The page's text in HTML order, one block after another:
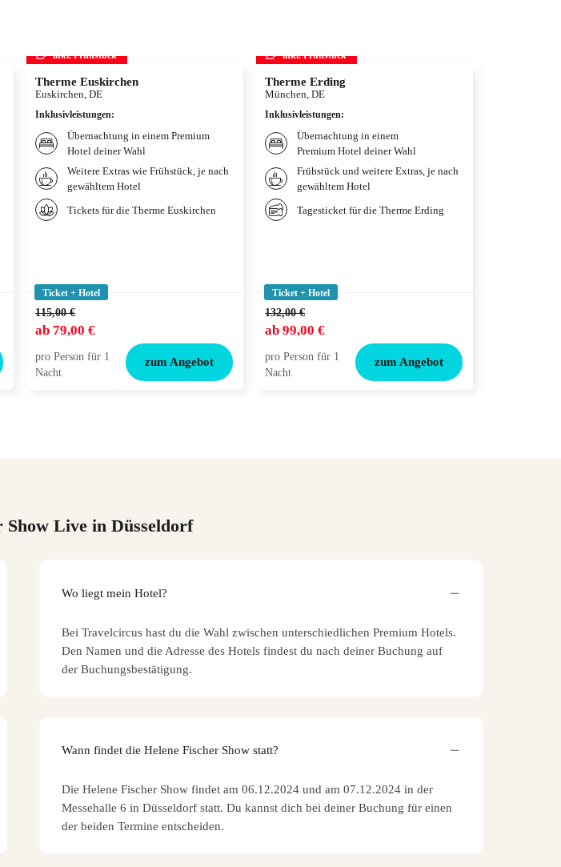
inkl. Frühstück
Therme Euskirchen
Euskirchen, DE
Inklusivleistungen:
Übernachtung in einem Premium
Hotel deiner Wahl
Weitere Extras wie Frühstück, je nach
gewähltem Hotel
Tickets für die Therme Euskirchen
Ticket + Hotel
115,00 €
ab 79,00 €
pro Person für 1
Nacht
zum Angebot
inkl. Frühstück
Therme Erding
München, DE
Inklusivleistungen:
Übernachtung in einem
Premium Hotel deiner Wahl
Frühstück und weitere Extras, je nach
gewähltem Hotel
Tagesticket für die Therme Erding
Ticket + Hotel
132,00 €
ab 99,00 €
pro Person für 1
Nacht
zum Angebot
Show Live in Düsseldorf
Wo liegt mein Hotel?
Bei Travelcircus hast du die Wahl zwischen unterschiedlichen Premium Hotels.
Den Namen und die Adresse des Hotels findest du nach deiner Buchung auf
der Buchungsbestätigung.
Wann findet die Helene Fischer Show statt?
Die Helene Fischer Show findet am 06.12.2024 und am 07.12.2024 in der
Messehalle 6 in Düsseldorf statt. Du kannst dich bei deiner Buchung für einen
der beiden Termine entscheiden.